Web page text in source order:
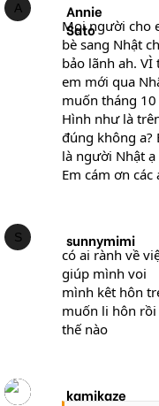
qua được.
Nếu không tự
bạn kèm lên
vụ làm giấy tờ.
A
Annie
Sato
Mọi người cho
bè sang Nhật
bảo lãnh ah.
em mới qua
muốn tháng
Hình như là
đúng không a?
là người Nhật ạ
Em cám ơn các
S sunnymimi
có ai rành về
giúp mình voi
mình kêt hôn
muốn li hôn
thế nào
kamikaze